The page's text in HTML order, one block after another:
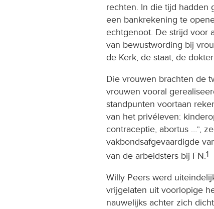
rechten. In die tijd hadden
een bankrekening te
echtgenoot. De strijd voor
van bewustwording bij
de Kerk, de staat, de
Die vrouwen brachten de
vrouwen vooral
standpunten voortaan
van het privéleven:
contraceptie, abortus …”,
vakbondsafgevaardigde
van de arbeidsters bij FN.1
Willy Peers werd
vrijgelaten uit voorlopige
nauwelijks achter zich